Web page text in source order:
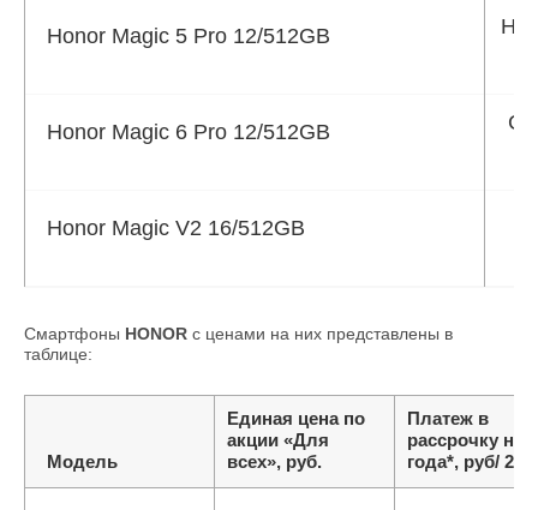
Honor Magic 5 Pro 12/512GB
Honor Magic 6 Pro 12/512GB
Honor Magic V2 16/512GB
Смартфоны HONOR с ценами на них представлены в
таблице:
Модель
Единая цена по
акции «Для
всех», руб.
Платеж в
рассрочку на 2
года*, руб/ 23